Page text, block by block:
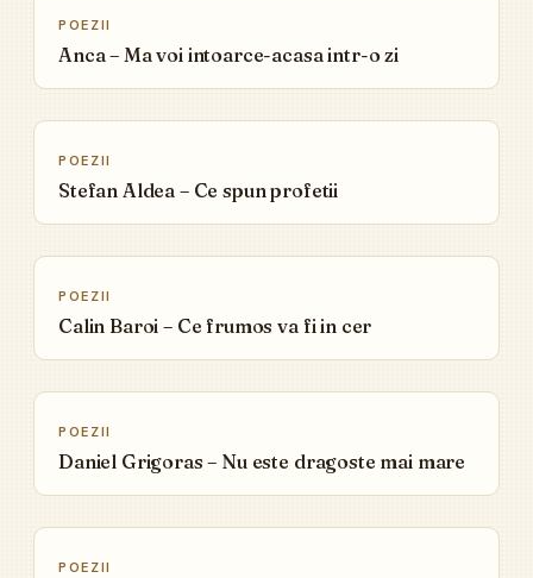
POEZII
Anca – Ma voi intoarce-acasa intr-o zi
▶
POEZII
Stefan Aldea – Ce spun profetii
▶
POEZII
Calin Baroi – Ce frumos va fi in cer
▶
POEZII
Daniel Grigoras – Nu este dragoste mai mare
▶
POEZII